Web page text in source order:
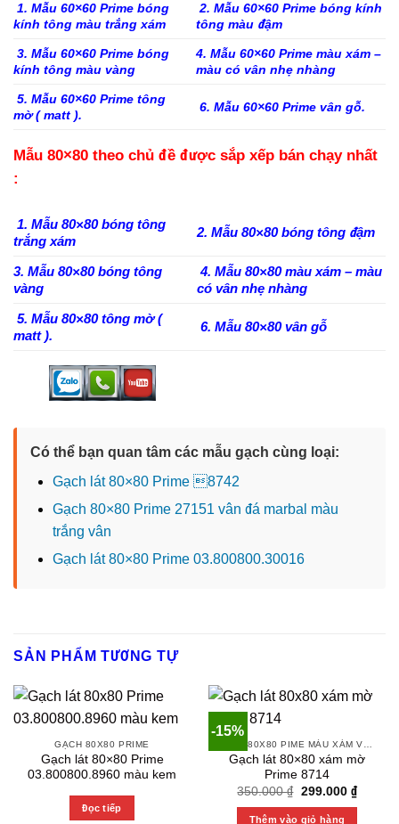
1. Mẫu 60×60 Prime bóng
kính tông màu trắng xám
2. Mẫu 60×60 Prime bóng kính
tông màu đậm
3. Mẫu 60×60 Prime bóng
kính tông màu vàng
4. Mẫu 60×60 Prime màu xám –
màu có vân nhẹ nhàng
5. Mẫu 60×60 Prime tông
mờ ( matt ).
6. Mẫu 60×60 Prime vân gỗ.
Mẫu 80×80 theo chủ đề được sắp xếp bán chạy nhất
:
1. Mẫu 80×80 bóng tông
trắng xám
2. Mẫu 80×80 bóng tông đậm
3. Mẫu 80×80 bóng tông
vàng
4. Mẫu 80×80 màu xám – màu
có vân nhẹ nhàng
5. Mẫu 80×80 tông mờ (
matt ).
6. Mẫu 80×80 vân gỗ
Có thể bạn quan tâm các mẫu gạch cùng loại:
Gạch lát 80×80 Prime 8742
Gạch 80×80 Prime 27151 vân đá marbal màu
trắng vân
Gạch lát 80×80 Prime 03.800800.30016
SẢN PHẨM TƯƠNG TỰ
GẠCH 80X80 PRIME
Gạch lát 80×80 Prime
03.800800.8960 màu kem
Đọc tiếp
-15%
Gạch lát 80×80 xám mờ
Prime 8714
350.000₫ Original
was:
299.000 ₫Current
price
Thêm vào giỏ hàng